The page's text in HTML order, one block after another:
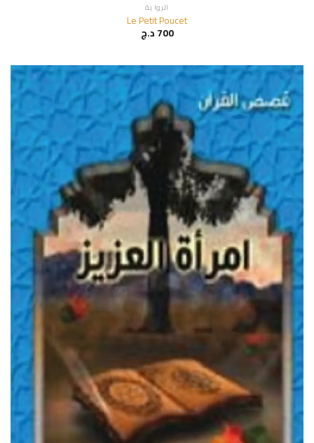
الروا ية
Le Petit Poucet
700د.ج